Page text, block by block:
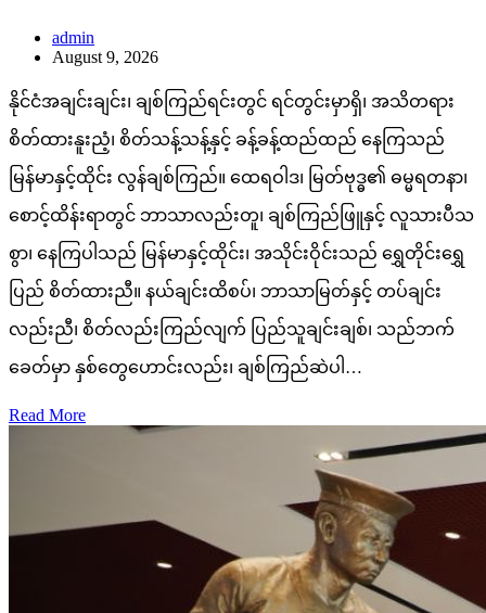
admin
August 9, 2026
နိုင်ငံအချင်းချင်း၊ ချစ်ကြည်ရင်းတွင် ရင်တွင်းမှာရှိ၊ အသိတရား
စိတ်ထားနူးညံ့၊ စိတ်သန့်သန့်နှင့် ခန့်ခန့်ထည်ထည် နေကြသည်
မြန်မာနှင့်ထိုင်း လွန်ချစ်ကြည်။ ထေရဝါဒ၊ မြတ်ဗုဒ္ဓ၏ ဓမ္မရတနာ၊
စောင့်ထိန်းရာတွင် ဘာသာလည်းတူ၊ ချစ်ကြည်ဖြူနှင့် လူသားပီသ
စွာ၊ နေကြပါသည် မြန်မာနှင့်ထိုင်း၊ အသိုင်းဝိုင်းသည် ရွှေတိုင်းရွှေ
ပြည် စိတ်ထားညီ။ နယ်ချင်းထိစပ်၊ ဘာသာမြတ်နှင့် တပ်ချင်း
လည်းညီ၊ စိတ်လည်းကြည်လျက် ပြည်သူချင်းချစ်၊ သည်ဘက်
ခေတ်မှာ နှစ်တွေဟောင်းလည်း၊ ချစ်ကြည်ဆဲပါ…
Read More